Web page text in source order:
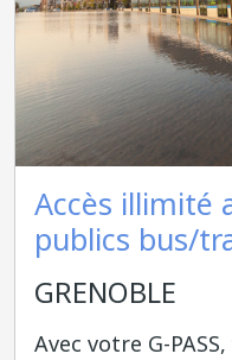
Accès illimité
publics bus/
GRENOBLE
Avec votre G-